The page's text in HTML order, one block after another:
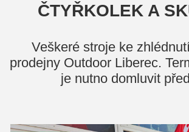
ČTYŘKOLEK A
Veškeré stroje ke
prodejny Outdoor Liberec.
je nutno domluvit